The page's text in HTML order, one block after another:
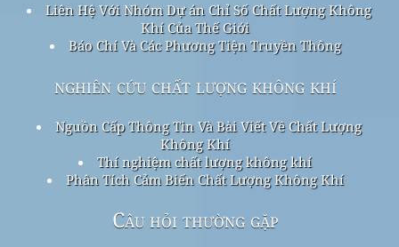
Liên Hệ Với Nhóm Dự án Chỉ Số Chất Lượng Không
Khí Của Thế Giới
Báo Chí Và Các Phương Tiện Truyền Thông
nghiên cứu chất lượng không khí
Nguồn Cấp Thông Tin Và Bài Viết Về Chất Lượng
Không Khí
Thí nghiệm chất lượng không khí
Phân Tích Cảm Biến Chất Lượng Không Khí
Câu hỏi thường gặp